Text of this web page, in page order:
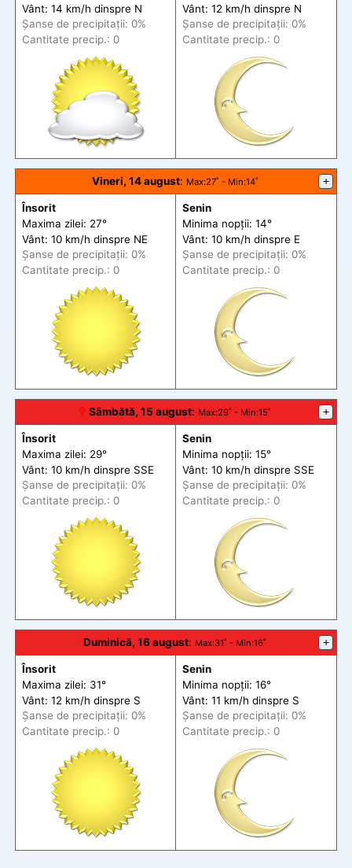
Vânt: 14 km/h dinspre N
Șanse de precipitații: 0%
Cantitate precip.: 0
Vânt: 12 km/h dinspre N
Șanse de precipitații: 0%
Cantitate precip.: 0
Vineri, 14 august: Max:27˚ - Min:14˚ +
Însorit
Maxima zilei: 27°
Vânt: 10 km/h dinspre NE
Șanse de precipitații: 0%
Cantitate precip.: 0
Senin
Minima nopții: 14°
Vânt: 10 km/h dinspre E
Șanse de precipitații: 0%
Cantitate precip.: 0
🕆 Sâmbătă, 15 august: Max:29˚ - Min:15˚ +
Însorit
Maxima zilei: 29°
Vânt: 10 km/h dinspre SSE
Șanse de precipitații: 0%
Cantitate precip.: 0
Senin
Minima nopții: 15°
Vânt: 10 km/h dinspre SSE
Șanse de precipitații: 0%
Cantitate precip.: 0
Duminică, 16 august: Max:31˚ - Min:16˚ +
Însorit
Maxima zilei: 31°
Vânt: 12 km/h dinspre S
Șanse de precipitații: 0%
Cantitate precip.: 0
Senin
Minima nopții: 16°
Vânt: 11 km/h dinspre S
Șanse de precipitații: 0%
Cantitate precip.: 0